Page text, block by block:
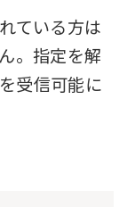
ている方は
。指定を解
受信可能に